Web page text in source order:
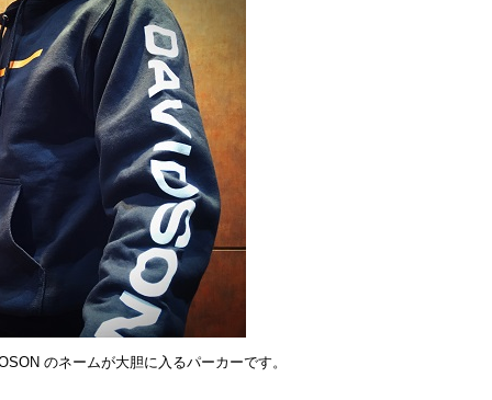
のネームが大胆に入るパーカーです。